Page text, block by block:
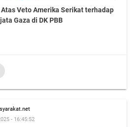
Veto Amerika Serikat terhadap
Gaza di DK PBB
- 16:45:52